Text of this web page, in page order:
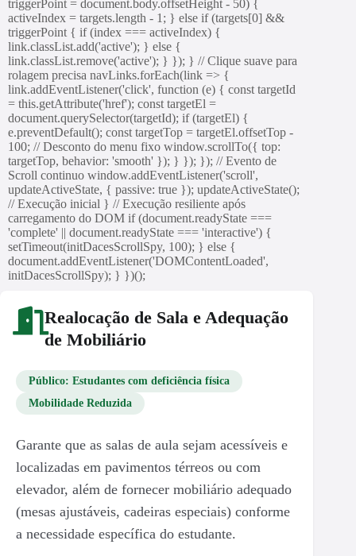
triggerPoint = document.body.offsetHeight - 50) {
activeIndex = targets.length - 1; } else if (targets[0] &&
triggerPoint { if (index === activeIndex) {
link.classList.add('active'); } else {
link.classList.remove('active'); } }); } // Clique suave para
rolagem precisa navLinks.forEach(link => {
link.addEventListener('click', function (e) { const targetId
= this.getAttribute('href'); const targetEl =
document.querySelector(targetId); if (targetEl) {
e.preventDefault(); const targetTop = targetEl.offsetTop -
100; // Desconto do menu fixo window.scrollTo({ top:
targetTop, behavior: 'smooth' }); } }); }); // Evento de
Scroll continuo window.addEventListener('scroll',
updateActiveState, { passive: true }); updateActiveState();
// Execução inicial } // Execução resiliente após
carregamento do DOM if (document.readyState ===
'complete' || document.readyState === 'interactive') {
setTimeout(initDacesScrollSpy, 100); } else {
document.addEventListener('DOMContentLoaded',
initDacesScrollSpy); } })();
Realocação de Sala e Adequação
de Mobiliário
Público: Estudantes com deficiência física
Mobilidade Reduzida
Garante que as salas de aula sejam acessíveis e
localizadas em pavimentos térreos ou com
elevador, além de fornecer mobiliário adequado
(mesas ajustáveis, cadeiras especiais) conforme
a necessidade específica do estudante.